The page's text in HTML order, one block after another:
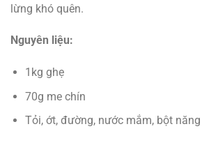
lừng khó quên.
Nguyên liệu:
1kg ghẹ
70g me chín
Tỏi, ớt, đường, nước mắm, bột năng